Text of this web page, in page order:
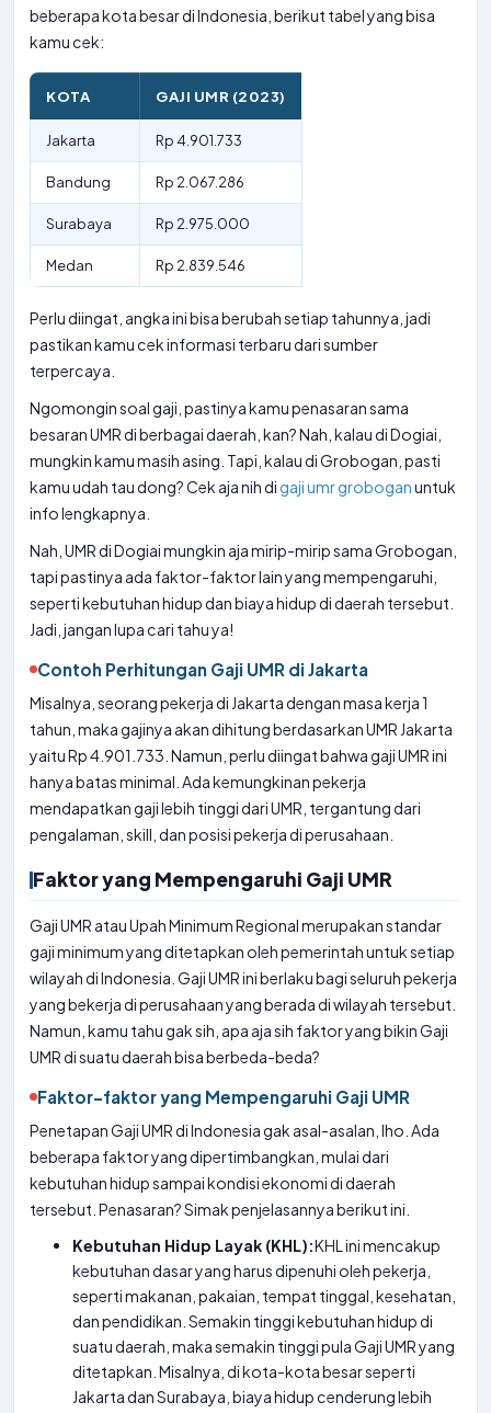
beberapa kota besar di Indonesia, berikut tabel yang bisa
kamu cek:
KOTA GAJI UMR (2023)
Jakarta Rp 4.901.733
Bandung Rp 2.067.286
Surabaya Rp 2.975.000
Medan Rp 2.839.546
Perlu diingat, angka ini bisa berubah setiap tahunnya, jadi
pastikan kamu cek informasi terbaru dari sumber
terpercaya.
Ngomongin soal gaji, pastinya kamu penasaran sama
besaran UMR di berbagai daerah, kan? Nah, kalau di Dogiai,
mungkin kamu masih asing. Tapi, kalau di Grobogan, pasti
kamu udah tau dong? Cek aja nih di gaji umr groboganuntuk
info lengkapnya.
Nah, UMR di Dogiai mungkin aja mirip-mirip sama Grobogan,
tapi pastinya ada faktor-faktor lain yang mempengaruhi,
seperti kebutuhan hidup dan biaya hidup di daerah tersebut.
Jadi, jangan lupa cari tahu ya!
Contoh Perhitungan Gaji UMR di Jakarta
Misalnya, seorang pekerja di Jakarta dengan masa kerja 1
tahun, maka gajinya akan dihitung berdasarkan UMR Jakarta
yaitu Rp 4.901.733. Namun, perlu diingat bahwa gaji UMR ini
hanya batas minimal. Ada kemungkinan pekerja
mendapatkan gaji lebih tinggi dari UMR, tergantung dari
pengalaman, skill, dan posisi pekerja di perusahaan.
Faktor yang Mempengaruhi Gaji UMR
Gaji UMR atau Upah Minimum Regional merupakan standar
gaji minimum yang ditetapkan oleh pemerintah untuk setiap
wilayah di Indonesia. Gaji UMR ini berlaku bagi seluruh pekerja
yang bekerja di perusahaan yang berada di wilayah tersebut.
Namun, kamu tahu gak sih, apa aja sih faktor yang bikin Gaji
UMR di suatu daerah bisa berbeda-beda?
Faktor-faktor yang Mempengaruhi Gaji UMR
Penetapan Gaji UMR di Indonesia gak asal-asalan, lho. Ada
beberapa faktor yang dipertimbangkan, mulai dari
kebutuhan hidup sampai kondisi ekonomi di daerah
tersebut. Penasaran? Simak penjelasannya berikut ini.
Kebutuhan Hidup Layak (KHL):KHL ini mencakup
kebutuhan dasar yang harus dipenuhi oleh pekerja,
seperti makanan, pakaian, tempat tinggal, kesehatan,
dan pendidikan. Semakin tinggi kebutuhan hidup di
suatu daerah, maka semakin tinggi pula Gaji UMR yang
ditetapkan. Misalnya, di kota-kota besar seperti
Jakarta dan Surabaya, biaya hidup cenderung lebih